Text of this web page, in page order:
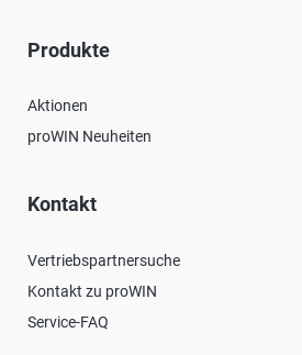
Produkte
Aktionen
proWIN Neuheiten
Kontakt
Vertriebspartnersuche
Kontakt zu proWIN
Service-FAQ